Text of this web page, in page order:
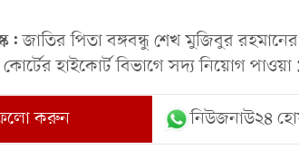
জাতির পিতা বঙ্গবন্ধু শেখ মুজিবুর রহমানের
কোর্টের হাইকোর্ট বিভাগে সদ্য নিয়োগ
করুন নিউজনাউ২৪